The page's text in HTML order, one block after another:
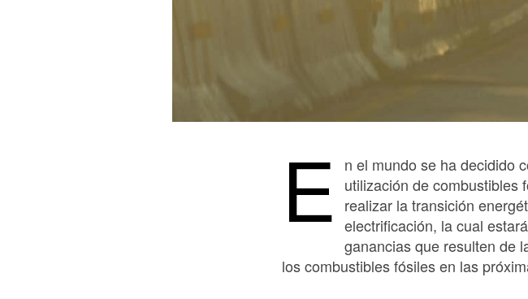
E
n el mundo se ha decidido
utilización de combustibles
realizar la transición
electrificación, la cual
ganancias que resulten de
los combustibles fósiles en las